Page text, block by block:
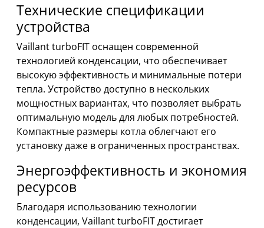
Технические спецификации
устройства
Vaillant turboFIT оснащен современной
технологией конденсации, что обеспечивает
высокую эффективность и минимальные потери
тепла. Устройство доступно в нескольких
мощностных вариантах, что позволяет выбрать
оптимальную модель для любых потребностей.
Компактные размеры котла облегчают его
установку даже в ограниченных пространствах.
Энергоэффективность и экономия
ресурсов
Благодаря использованию технологии
конденсации, Vaillant turboFIT достигает